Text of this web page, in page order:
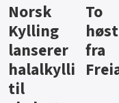
Knalltall
for Açai
Bowl
Aass
bli
i